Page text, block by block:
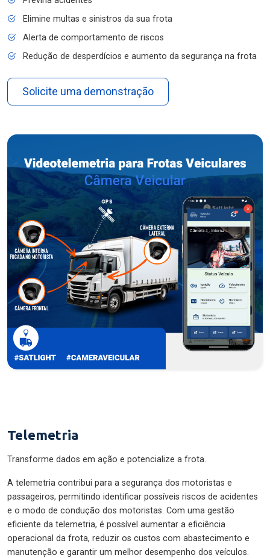
Elimine multas e sinistros da sua frota
Alerta de comportamento de riscos
Redução de desperdícios e aumento da segurança na frota
Solicite uma demonstração
Telemetria
Transforme dados em ação e potencialize a frota.
A telemetria contribui para a segurança dos motoristas e
passageiros, permitindo identificar possíveis riscos de acidentes
e o modo de condução dos motoristas. Com uma gestão
eficiente da telemetria, é possível aumentar a eficiência
operacional da frota, reduzir os custos com abastecimento e
manutenção e garantir um melhor desempenho dos veículos.